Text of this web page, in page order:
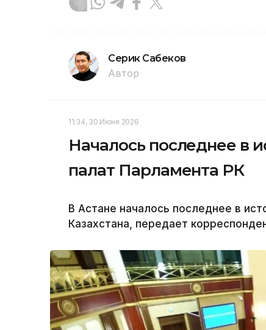
Серик Сабеков
Автор
11:34, 30 Июня 2026
Началось последнее в
палат Парламента РК
В Астане началось последнее в
Казахстана, передает